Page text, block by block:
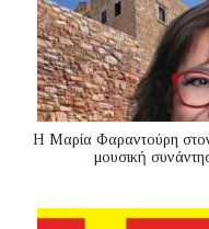
Η Μαρία Φαραντούρη
μουσική